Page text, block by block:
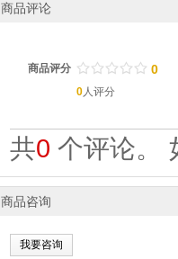
商品评论
商品评分 / / / / /
. . . . . 0
0人评分
共0 个评论。
商品咨询
我要咨询